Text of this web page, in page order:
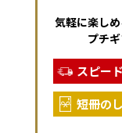
気軽に楽し
プチ
スピー
短冊のし